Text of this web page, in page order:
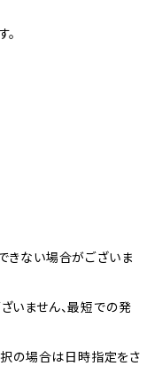
きない場合がございま
いません、最短での発
の場合は日時指定をさ